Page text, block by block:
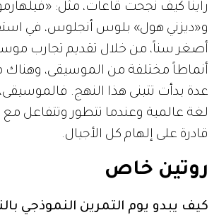
رأينا كيف نجحت قاعات، مثل:
و«ديزني هول» بلوس أنجلوس، في
أصغر سناً، من خلال تقديم تجارب
أنماطاً مختلفة من الموسيقى،
عدة بدأت تتبنى هذا النهج.
لغة عالمية وعندما تتطور وتتفاعل
قادرة على إلهام كل الأجيال.
روتين خاص
كيف يبدو يوم التمرين النموذجي